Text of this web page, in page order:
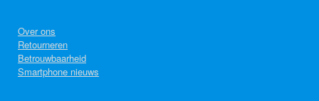
Over ons
Retourneren
Betrouwbaarheid
Smartphone nieuws